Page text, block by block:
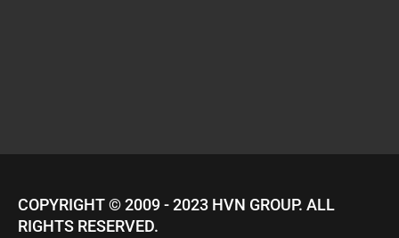
COPYRIGHT © 2009 - 2023 HVN GROUP. ALL
RIGHTS RESERVED.